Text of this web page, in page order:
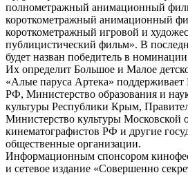
полнометражный анимационный
короткометражный анимационный
короткометражный игровой и
публицистический фильм». В
будет назван победитель в
Их определит Большое и Малое
«Алые паруса Артека»
РФ, Министерство образования и
культуры Республики Крым,
Министерство культуры Московской
кинематографистов РФ и другие
общественные организации.
Информационным спонсором
и сетевое издание «Совершенно